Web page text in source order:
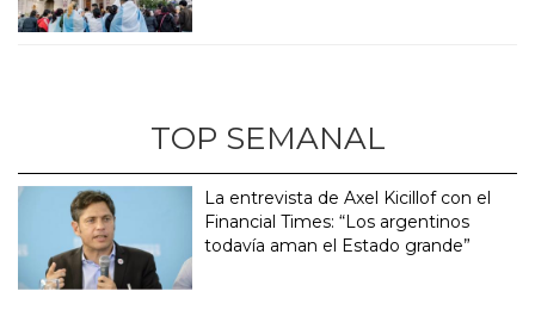
TOP SEMANAL
La entrevista de Axel Kicillof con el
Financial Times: “Los argentinos
todavía aman el Estado grande”